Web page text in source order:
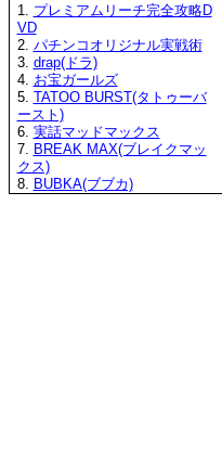
1. プレミアムリーチ完全攻略D
VD
2. パチンコオリジナル実戦術
3. drap(ドラ)
4. お宝ガールズ
5. TATOO BURST(タトゥーバ
ースト)
6. 実話マッドマックス
7.
BREAK MAX(ブレイクマッ
クス)
8.
BUBKA(ブブカ)